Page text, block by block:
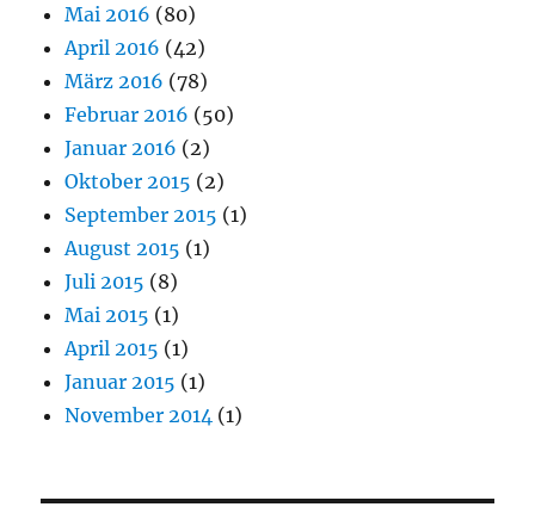
Mai 2016 (80)
April 2016 (42)
März 2016 (78)
Februar 2016 (50)
Januar 2016 (2)
Oktober 2015 (2)
September 2015 (1)
August 2015 (1)
Juli 2015 (8)
Mai 2015 (1)
April 2015 (1)
Januar 2015 (1)
November 2014 (1)